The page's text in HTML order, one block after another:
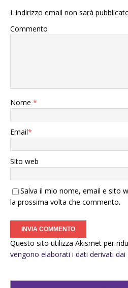
L'indirizzo email non sarà
Commento
Nome *
Email*
Sito web
Salva il mio nome, email e sito
la prossima volta che commento.
Questo sito utilizza Akismet per
vengono elaborati i dati derivati